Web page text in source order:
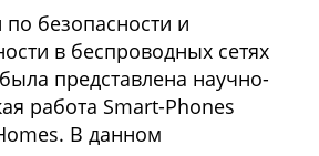
безопасности и
в беспроводных сетях
представлена научно-
работа Smart-Phones
В данном